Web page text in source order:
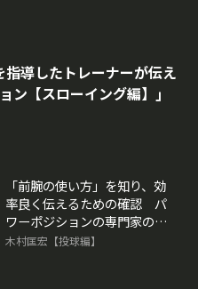
導したトレーナーが伝え
ン【スローイング編】｣
「前腕の使い方」を知り、効
率良く伝えるための確認 パ
ワーポジションの専門家のス
キル向上法
木村匡宏【投球編】